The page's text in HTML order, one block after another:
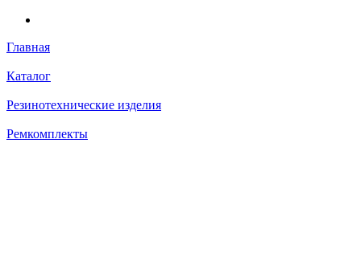
Главная
Каталог
Резинотехнические изделия
Ремкомплекты